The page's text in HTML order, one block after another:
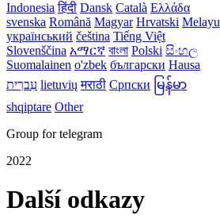
Indonesia हिंदी Dansk‎ Català Ελλάδα
svenska Română Magyar Hrvatski Melayu
український čeština Tiếng Việt
Slovenščina አማርኛ বাংলা Polski සිංහල
Suomalainen o'zbek български Hausa
עִברִית lietuvių मराठी Српски မြန်မာ
shqiptare Other
Group for telegram
2022
Další odkazy